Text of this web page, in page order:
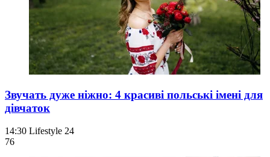
Звучать дуже ніжно: 4 красиві польські імені для
дівчаток
14:30 Lifestyle 24
76